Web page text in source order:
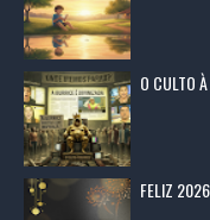
O CULTO
FELIZ